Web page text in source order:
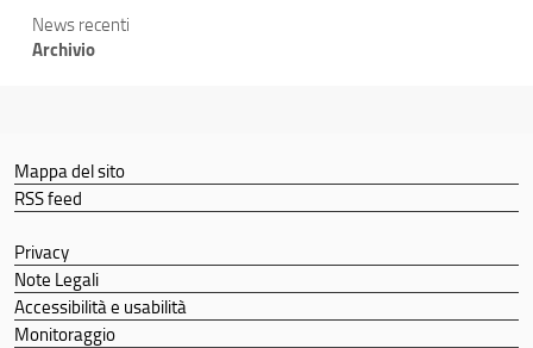
News recenti
Archivio
Mappa del sito
RSS feed
Privacy
Note Legali
Accessibilità e usabilità
Monitoraggio